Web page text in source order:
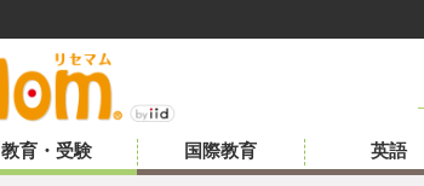
教育・受験 国際教育 英語